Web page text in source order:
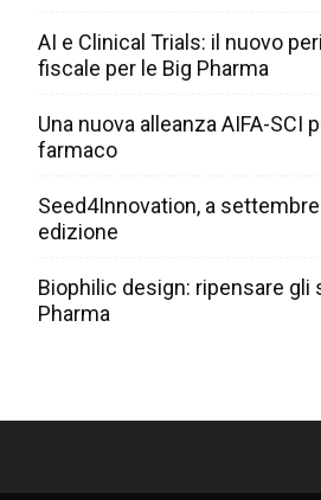
AI e Clinical Trials: il nuovo
fiscale per le Big Pharma
Una nuova alleanza AIFA-SCI
farmaco
Seed4Innovation, a
edizione
Biophilic design: ripensare gli
Pharma